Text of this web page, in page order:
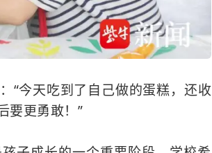
“今天吃到了自己做的蛋糕，还收
要更勇敢！”